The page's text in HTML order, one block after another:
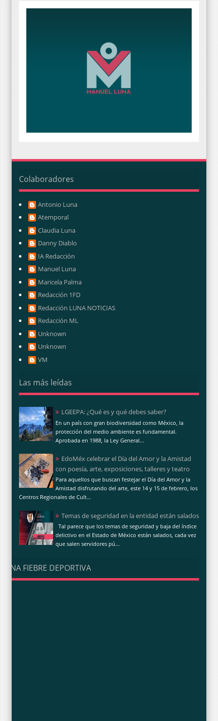
Colaboradores
Antonio Luna
Atemporal
Claudia Luna
Danny Diablo
IA Redacción
Manuel Luna
Maricela Palma
Redacción 1FD
Redacción LUNA NOTICIAS
Redacción ML
Unknown
Unknown
VM
Las más leídas
LGEEPA: ¿Qué es y qué debes saber?
En un país con gran biodiversidad como México, la
protección del medio ambiente es fundamental.
Aprobada en 1988, la Ley General...
EdoMéx celebrar el Día del Amor y la Amistad
con poesía, arte, exposiciones, talleres y teatro
Para aquellos que buscan festejar el Día del Amor y la
Amistad disfrutando del arte, este 14 y 15 de febrero, los
Centros Regionales de Cult...
Temas de seguridad en la entidad están salados
Tal parece que los temas de seguridad y baja del índice
delictivo en el Estado de México están salados, cada vez
que salen servidores pú...
UNA FIEBRE DEPORTIVA